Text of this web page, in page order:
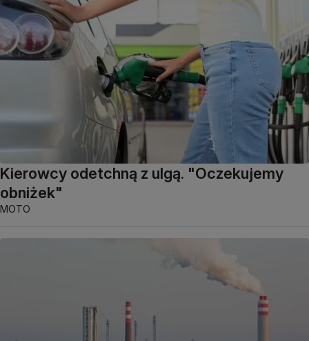
Kierowcy odetchną z ulgą. "Oczekujemy
obniżek"
MOTO